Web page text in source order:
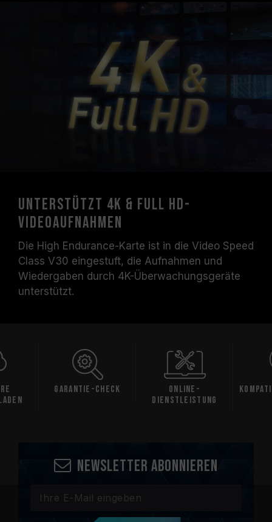
Unterstützt 4K & Full HD-
Videoaufnahmen
Die High Endurance-Karte ist in die Video Speed
Class V30 eingestuft, die Aufnahmen und
Wiedergaben durch 4K-Überwachungsgeräte
unterstützt.
Garantie-Check
Online-
Dienstleistung
Newsletter abonnieren